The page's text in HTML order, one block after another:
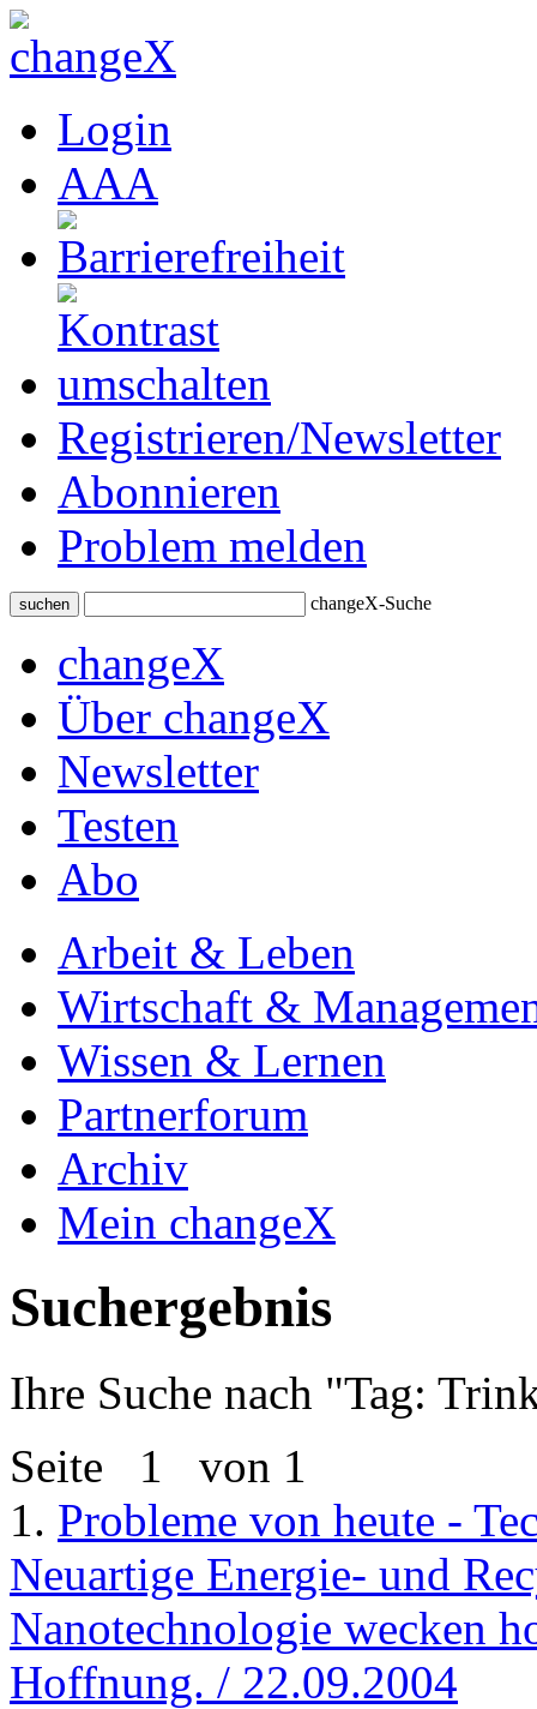
Login
AAA
Registrieren/Newsletter
Abonnieren
Problem melden
suchen changeX-Suche
changeX
Über changeX
Newsletter
Testen
Abo
Arbeit & Leben
Wirtschaft &
Wissen & Lernen
Partnerforum
Archiv
Mein changeX
Suchergebnis
Ihre Suche nach "Tag:
Seite 1 von 1
1. Probleme von heute -
Neuartige Energie- und
Nanotechnologie wecken
Hoffnung. / 22.09.2004